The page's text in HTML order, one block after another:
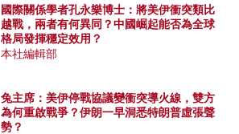
國際關係學者孔永樂博士：將美伊衝突類比
越戰，兩者有何異同？中國崛起能否為全球
格局發揮穩定效用？
本社編輯部
兔主席：美伊停戰協議變衝突導火線，雙方
為何重啟戰爭？伊朗一早洞悉特朗普虛張聲
勢？